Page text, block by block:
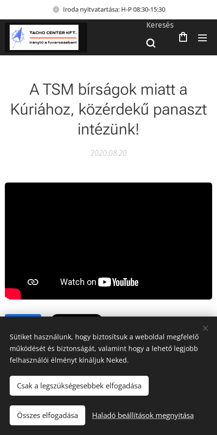
Iroda nyitvatartása: H-P 08:30-15:30
Keresés
A TSM bírságok miatt a
Kúriához, közérdekű panaszt
intézünk!
2020.08.20
"Iránytű a fuvarozásban!"
Tacho Center
Sütiket használunk, hogy biztosítsuk a weboldal megfelelő
működését és biztonságát, valamint hogy a lehető legjobb
felhasználói élményt kínáljuk Neked.
Csak a legszükségesebbek elfogadása
Összes elfogadása Haladó beállítások megnyitása